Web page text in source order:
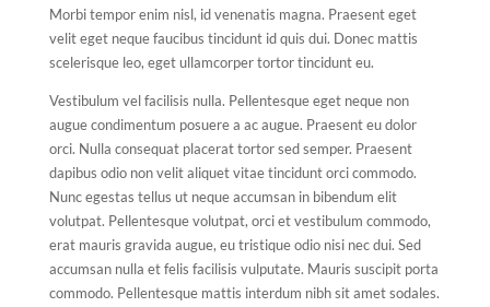
Morbi tempor enim nisl, id venenatis magna. Praesent eget
velit eget neque faucibus tincidunt id quis dui. Donec mattis
scelerisque leo, eget ullamcorper tortor tincidunt eu.
Vestibulum vel facilisis nulla. Pellentesque eget neque non
augue condimentum posuere a ac augue. Praesent eu dolor
orci. Nulla consequat placerat tortor sed semper. Praesent
dapibus odio non velit aliquet vitae tincidunt orci commodo.
Nunc egestas tellus ut neque accumsan in bibendum elit
volutpat. Pellentesque volutpat, orci et vestibulum commodo,
erat mauris gravida augue, eu tristique odio nisi nec dui. Sed
accumsan nulla et felis facilisis vulputate. Mauris suscipit porta
commodo. Pellentesque mattis interdum nibh sit amet sodales.